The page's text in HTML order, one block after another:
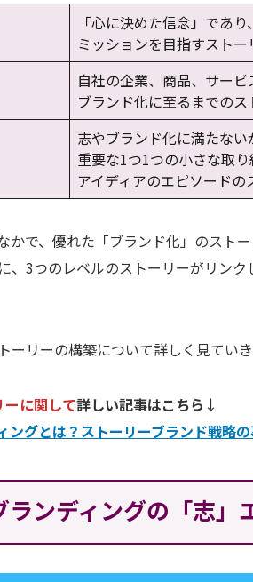
「心に決めた信念」であ
ミッションを目指すストー
自社の企業、商品、サービ
ブランド化に至るまでのス
志やブランド化に満たない
重要な1つ1つの小さな取
アイディアのエピソードの
かで、優れた「ブランド化」のス
、3つのレベルのストーリーがリン
ーリーの構築について詳しく見ていき
ーに関して詳しい記事はこちら ↓
ングとは？ストーリーブランド戦略
ランディングの「志」